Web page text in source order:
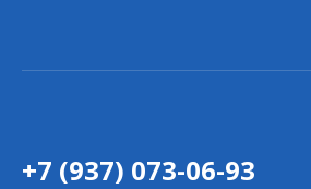
+7 (937) 073-06-93